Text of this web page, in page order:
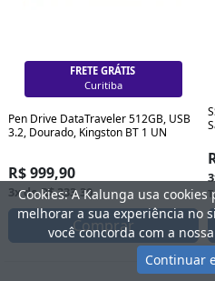
FRETE GRÁTIS
Curitiba
Pen Drive DataTraveler 512GB, USB
3.2, Dourado, Kingston BT 1 UN
R$ 999,90
3x de R$ 333,30
Comprar
Cookies: A Kalunga usa
melhorar a sua experiência no
você concorda com a nossa